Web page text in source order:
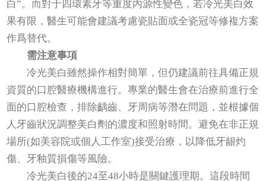
白”。而對于四環素牙等重度內源性變色，若冷光美白效
果有限，醫生可能會建議考慮瓷貼面或全瓷冠等修複方案
作爲替代。
需注意事項
冷光美白雖然操作相對簡單，但仍建議前往具備正規
資質的口腔醫療機構進行。專業的醫生會在治療前進行全
面的口腔檢查，排除齲齒、牙周病等潛在問題，並根據個
人牙齒狀況調整美白劑的濃度和照射時間。避免在非正規
場所(如美容院或個人工作室)接受治療，以降低牙龈灼
傷、牙釉質損傷等風險。
冷光美白後的24至48小時是關鍵護理期。這段時間